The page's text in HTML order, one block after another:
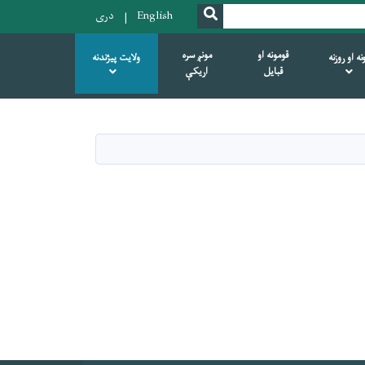
SEARCH
English دری
او روزنه
قومونه او
قبایل
مونږ سره
اریکې
ولایت پیژندنه